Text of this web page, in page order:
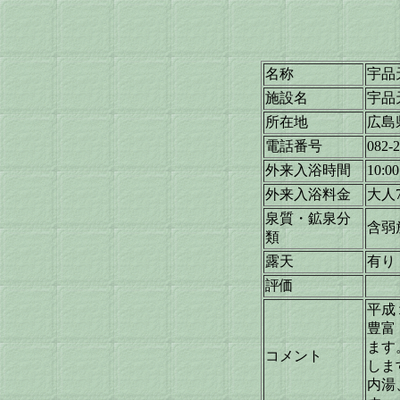
名称
宇品
施設名
宇
所在地
広島
電話番号
082-
外来入浴時間
外来入浴料金
大
泉質・鉱泉分
類
含弱
露天
有り
評価
コメント
平成
豊富
ま
しま
内湯